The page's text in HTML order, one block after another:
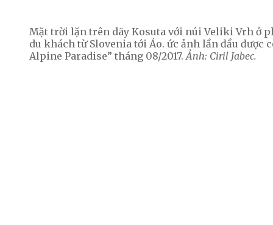
Mặt trời lặn trên dãy Kosuta với núi Veliki Vrh ở
du khách từ Slovenia tới Áo. ức ảnh lần đầu được
Alpine Paradise” tháng 08/2017.Ảnh: Ciril Jabec.